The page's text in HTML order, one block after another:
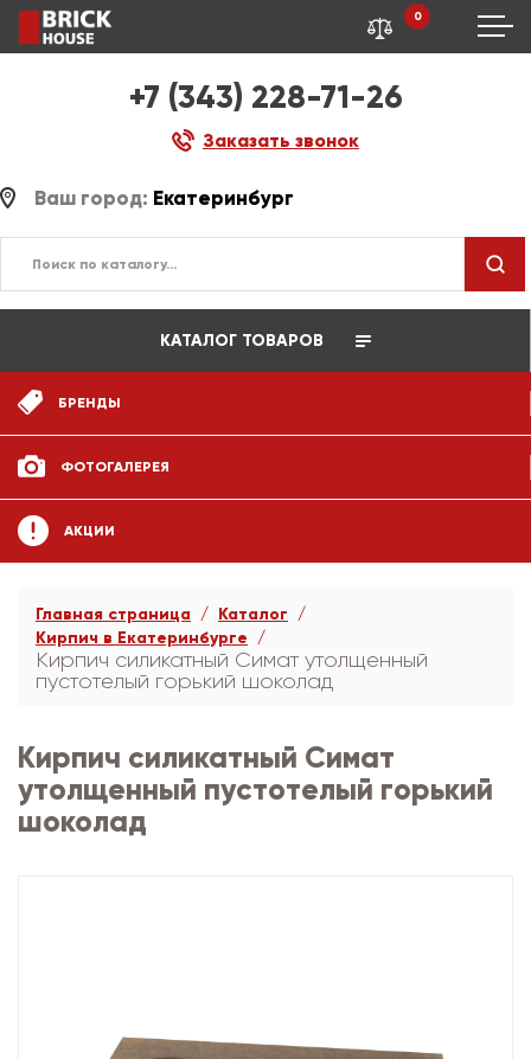
+7 (343) 228-71-26
Заказать звонок
0
Ваш город: Екатеринбург
КАТАЛОГ ТОВАРОВ
БРЕНДЫ
ФОТОГАЛЕРЕЯ
АКЦИИ
Главная страница
Каталог
Кирпич в Екатеринбурге
Кирпич силикатный Симат утолщенный
пустотелый горький шоколад
Кирпич силикатный Симат
утолщенный пустотелый горький
шоколад